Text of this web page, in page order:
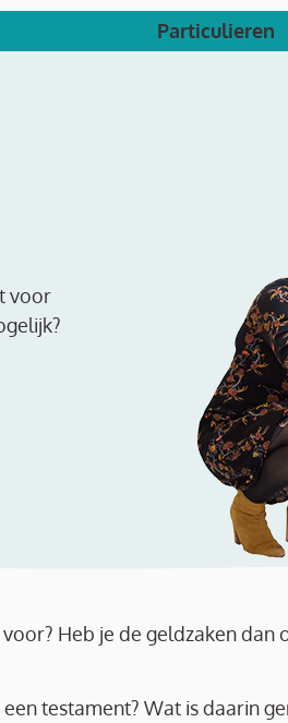
Particulieren
voor
Heb je de geldzaken
testament? Wat is daarin